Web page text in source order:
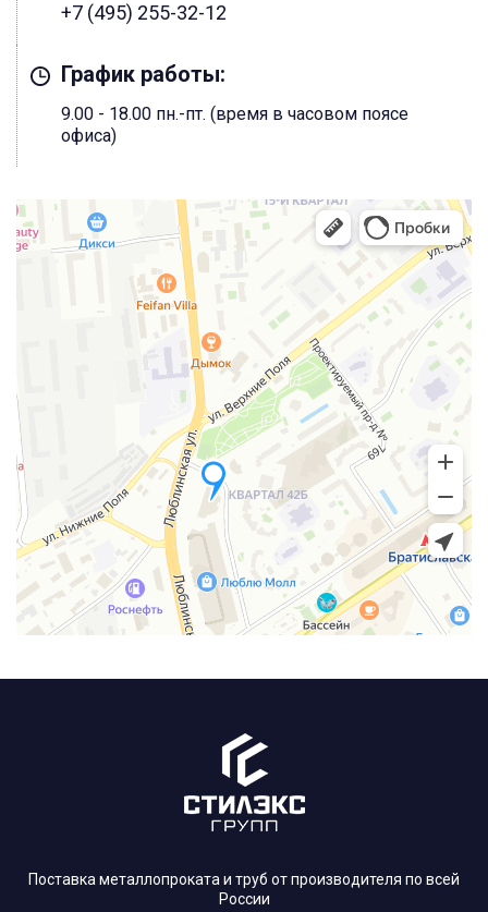
+7 (495) 255-32-12
График работы:
9.00 - 18.00 пн.-пт. (время в часовом поясе
офиса)
Поставка металлопроката и труб от производителя по всей
России